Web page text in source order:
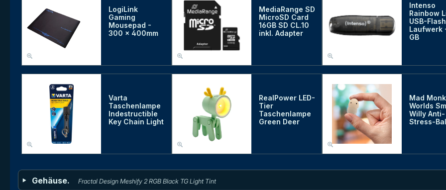
LogiLink
Gaming
Mousepad -
300 x 400mm
MediaRange SD
MicroSD Card
16GB SD CL.10
inkl. Adapter
Intenso
Rainbow
USB-
Laufwerk
GB
Varta
Taschenlampe
Indestructible
Key Chain Light
RealPower LED-
Tier
Taschenlampe
Green Deer
Mad
Worlds
Willy Anti-
Stress-
Gehäuse. Fractal Design Meshify 2 RGB Black TG Light Tint